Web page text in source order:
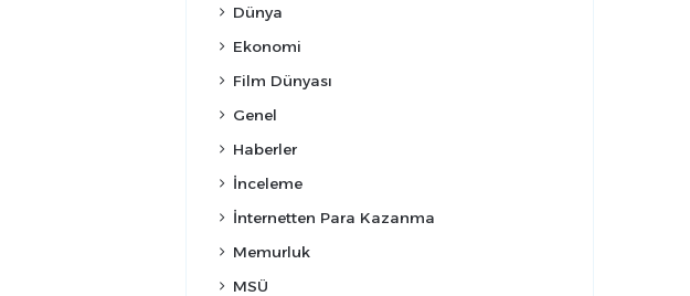
Dünya
Ekonomi
Film Dünyası
Genel
Haberler
İnceleme
İnternetten Para Kazanma
Memurluk
MSÜ